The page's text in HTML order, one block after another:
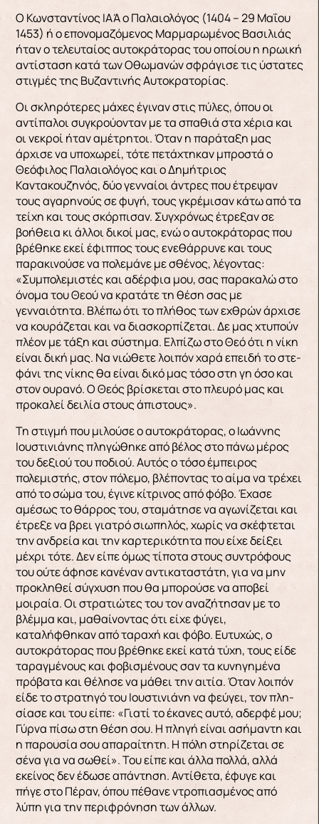
Ο Κωνσταντίνος ΙΑΆ ο Παλαιολόγος (1404 – 29 Μαΐου
1453) ή ο επονομαζόμενος Μαρμαρωμένος Βασιλιάς
ήταν ο τελευταίος αυτοκράτορας του οποίου η ηρωική
αντίσταση κατά των Οθωμανών σφράγισε τις ύστατες
στιγμές της Βυζαντινής Αυτοκρατορίας.
Οι σκληρότερες μάχες έγιναν στις πύλες, όπου οι
αντίπαλοι συγκρούονταν με τα σπαθιά στα χέρια και
οι νεκροί ήταν αμέτρητοι. Όταν η παράταξη μας
άρχισε να υποχωρεί, τότε πετάχτηκαν μπρο­στά ο
Θεόφιλος Παλαιολόγος και ο Δημήτριος
Καντακουζηνός, δύο γενναίοι άντρες που έτρε­ψαν
τους αγαρηνούς σε φυγή, τους γκρέμισαν κά­τω από τα
τείχη και τους σκόρπισαν. Συγχρόνως έτρεξαν σε
βοήθεια κι άλλοι δικοί μας, ενώ ο αυ­τοκράτορας που
βρέθηκε εκεί έφιππος τους ενε­θάρρυνε και τους
παρακινούσε να πολεμάνε με σθένος, λέγοντας:
«Συμπολεμιστές και αδέρφια μου, σας παρακαλώ στο
όνομα του Θεού να κρα­τάτε τη θέση σας με
γενναιότητα. Βλέπω ότι το πλήθος των εχθρών άρχισε
να κουράζεται και να διασκορπίζεται. Δε μας χτυπούν
πλέον με τάξη και σύστημα. Ελπίζω στο Θεό ότι η νίκη
είναι δική μας. Να νιώθετε λοιπόν χαρά επειδή το στε­
φάνι της νίκης θα είναι δικό μας τόσο στη γη όσο και
στον ουρανό. Ο Θεός βρίσκεται στο πλευρό μας και
προκαλεί δειλία στους άπιστους».
Τη στιγμή που μιλούσε ο αυτοκράτορας, ο Ιω­άννης
Ιουστινιάνης πληγώθηκε από βέλος στο πά­νω μέρος
του δεξιού του ποδιού. Αυτός ο τόσο έμπειρος
πολεμιστής, στον πόλεμο, βλέποντας το αίμα να τρέχει
από το σώμα του, έγινε κίτρινος από φόβο. Έχασε
αμέσως το θάρρος του, σταμά­τησε να αγωνίζεται και
έτρεξε να βρει γιατρό σιω­πηλός, χωρίς να σκέφτεται
την ανδρεία και την καρτερικότητα που είχε δείξει
μέχρι τότε. Δεν εί­πε όμως τίποτα στους συντρόφους
του ούτε άφησε κανέναν αντικαταστάτη, για να μην
προκληθεί σύγχυση που θα μπορούσε να αποβεί
μοιραία. Οι στρατιώτες του τον αναζήτησαν με το
βλέμμα και, μαθαίνοντας ότι είχε φύγει,
καταλήφθηκαν από ταραχή και φόβο. Ευτυχώς, ο
αυτοκράτορας που βρέθηκε εκεί κατά τύχη, τους είδε
ταραγμένους και φοβισμένους σαν τα κυνηγημένα
πρόβατα και θέλησε να μάθει την αιτία. Όταν λοιπόν
είδε το στρατηγό του Ιουστινιάνη να φεύγει, τον πλη­
σίασε και του είπε: «Γιατί το έκανες αυτό, αδερφέ μου;
Γύρνα πίσω στη θέση σου. Η πληγή είναι ασήμαντη και
η παρουσία σου απαραίτητη. Η πό­λη στηρίζεται σε
σένα για να σωθεί». Του είπε και άλλα πολλά, αλλά
εκείνος δεν έδωσε απάντηση. Αντίθετα, έφυγε και
πήγε στο Πέραν, όπου πέθα­νε ντροπιασμένος από
λύπη για την περιφρόνηση των άλλων.